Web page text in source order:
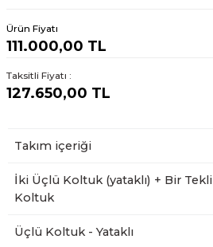
Ürün Fiyatı
111.000,00 TL
Taksitli Fiyatı :
127.650,00 TL
Takım içeriği
İki Üçlü Koltuk (yataklı) + Bir Tekli
Koltuk
Üçlü Koltuk - Yataklı